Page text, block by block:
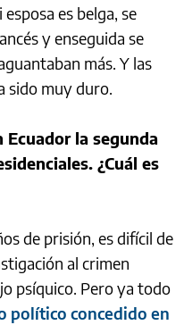
es belga, se
y enseguida se
más. Y las
sido muy duro.
Ecuador la segunda
¿Cuál es
de prisión, es difícil de
al crimen
psíquico. Pero ya todo
político concedido en